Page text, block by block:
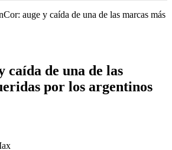
auge y caída de una de las marcas más
caída de una de las
por los argentinos